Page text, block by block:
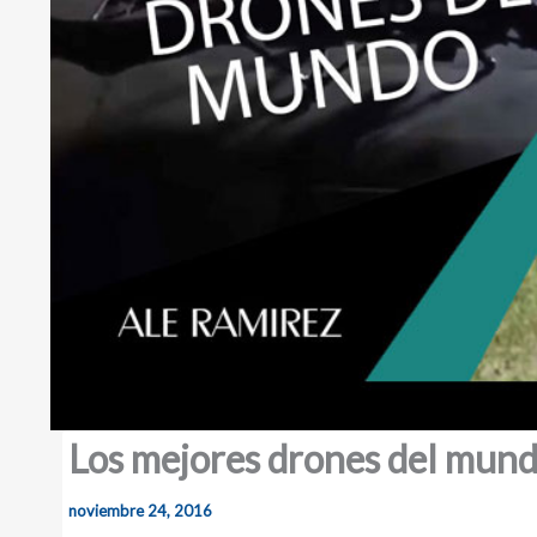
Los mejores drones del
noviembre 24, 2016